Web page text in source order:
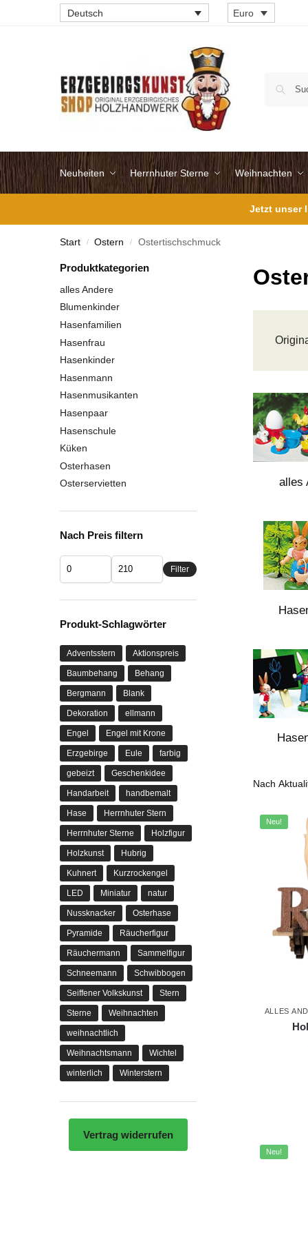
Deutsch Euro
Neuheiten Herrnhuter Sterne Weihnachten
Jetzt unser
Start / Ostern / Ostertischschmuck
alles
Neu!
ALLES
Neu!
Produktkategorien
alles Andere
Blumenkinder
Hasenfamilien
Hasenfrau
Hasenkinder
Hasenmann
Hasenmusikanten
Hasenpaar
Hasenschule
Küken
Osterhasen
Osterservietten
Nach Preis filtern
Filter
Produkt-Schlagwörter
Adventsstern Aktionspreis
Baumbehang Behang
Bergmann Blank
Dekoration ellmann
Engel Engel mit Krone
Erzgebirge Eule farbig
gebeizt Geschenkidee
Handarbeit handbemalt
Hase Herrnhuter Stern
Herrnhuter Sterne Holzfigur
Holzkunst Hubrig
Kuhnert Kurzrockengel
LED Miniatur natur
Nussknacker Osterhase
Pyramide Räucherfigur
Räuchermann Sammelfigur
Schneemann Schwibbogen
Seiffener Volkskunst Stern
Sterne Weihnachten
weihnachtlich
Weihnachtsmann Wichtel
winterlich Winterstern
Vertrag widerrufen